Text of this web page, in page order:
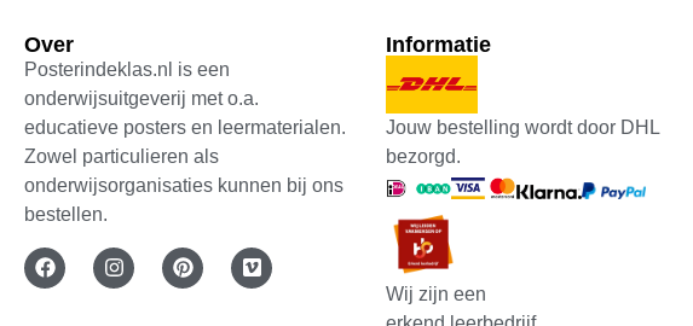
Over
Posterindeklas.nl is een
onderwijsuitgeverij met o.a.
educatieve posters en leermaterialen.
Zowel particulieren als
onderwijsorganisaties kunnen bij ons
bestellen.
Informatie
Jouw bestelling wordt door DHL
bezorgd.
Wij zijn een